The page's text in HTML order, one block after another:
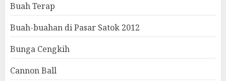
Buah Terap
Buah-buahan di Pasar Satok 2012
Bunga Cengkih
Cannon Ball